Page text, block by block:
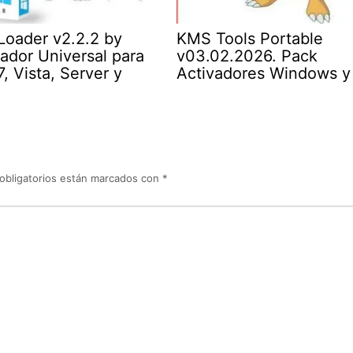
v2.2.2 by
Universal para
Vista, Server y
KMS Tools Portable
v03.02.2026. Pack
Activadores Windows
están marcados con *